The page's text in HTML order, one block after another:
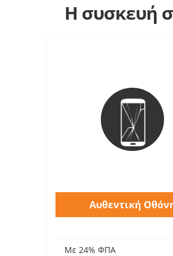
Η συσκευή
Αυθεντική
Με 24% ΦΠΑ